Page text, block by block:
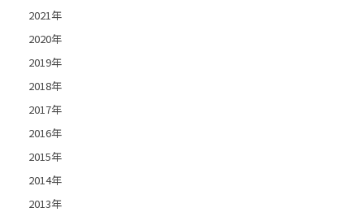
2021年
2020年
2019年
2018年
2017年
2016年
2015年
2014年
2013年